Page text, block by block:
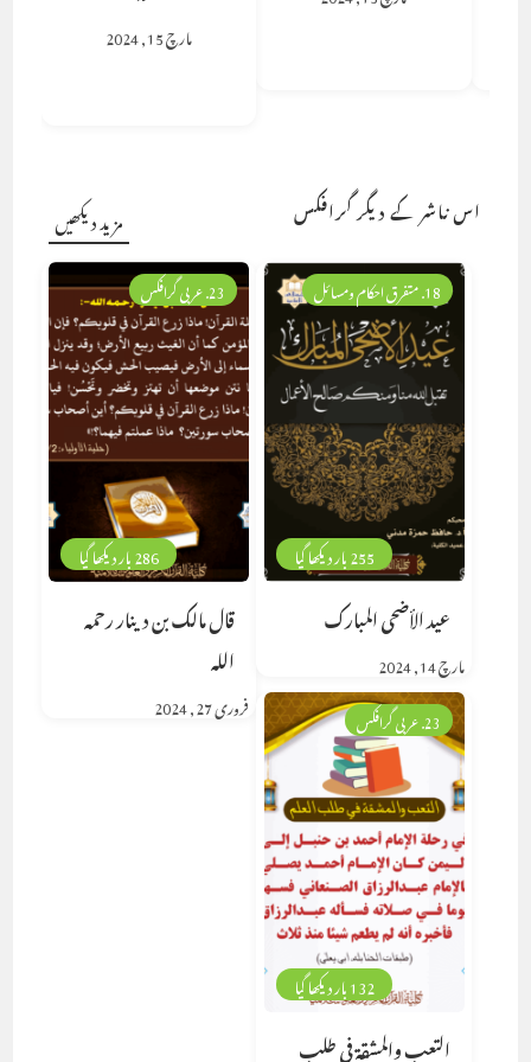
مارچ 15, 2024
اس ناشر کے دیگر گرافکس مزید دیکھیں
286 بار دیکھا گیا
23. عربی گرافکس
قال مالك بن دينار رحمه
الله
فروری 27, 2024
255 بار دیکھا گیا
18. متفرق احکام ومسائل
عيد الأضحى المبارك
مارچ 14, 2024
132 بار دیکھا گیا
23. عربی گرافکس
التعب والمشقة في طلب